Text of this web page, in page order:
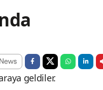
geldiler.